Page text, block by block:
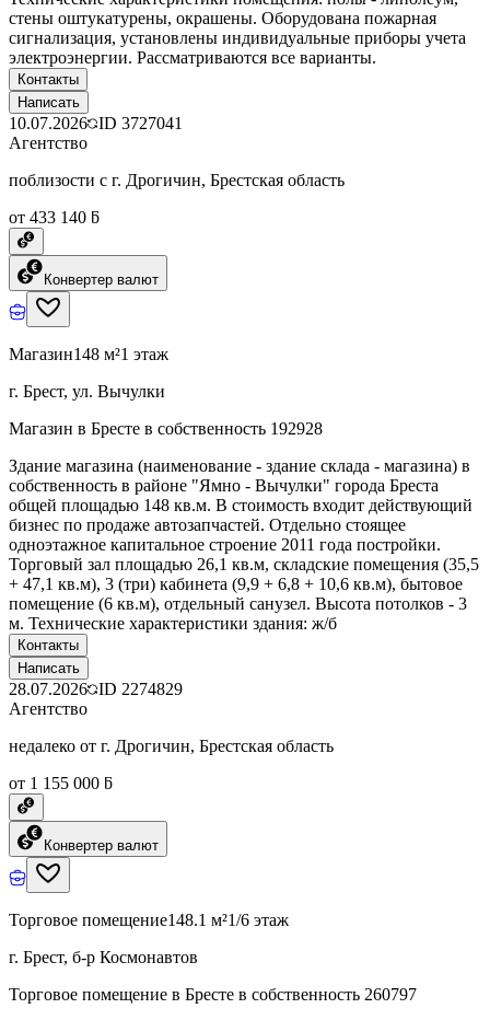
стены оштукатурены, окрашены. Оборудована пожарная
сигнализация, установлены индивидуальные приборы учета
электроэнергии. Рассматриваются все варианты.
Контакты
Написать
10.07.2026 ID 3727041
Агентство
поблизости с г. Дрогичин, Брестская область
от 433 140 ƃ
Конвертер валют
Магазин148 м²1 этаж
г. Брест, ул. Вычулки
Магазин в Бресте в собственность 192928
Здание магазина (наименование - здание склада - магазина) в
собственность в районе "Ямно - Вычулки" города Бреста
общей площадью 148 кв.м. В стоимость входит действующий
бизнес по продаже автозапчастей. Отдельно стоящее
одноэтажное капитальное строение 2011 года постройки.
Торговый зал площадью 26,1 кв.м, складские помещения (35,5
+ 47,1 кв.м), 3 (три) кабинета (9,9 + 6,8 + 10,6 кв.м), бытовое
помещение (6 кв.м), отдельный санузел. Высота потолков - 3
м. Технические характеристики здания: ж/б
Контакты
Написать
28.07.2026 ID 2274829
Агентство
недалеко от г. Дрогичин, Брестская область
от 1 155 000 ƃ
Конвертер валют
Торговое помещение148.1 м²1/6 этаж
г. Брест, б-р Космонавтов
Торговое помещение в Бресте в собственность 260797